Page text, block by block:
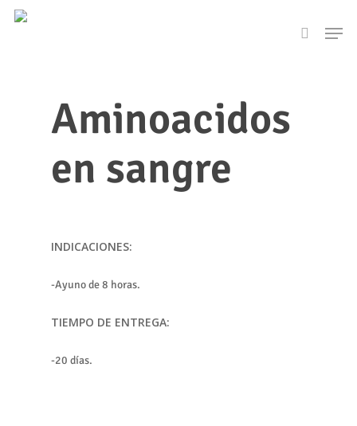
Skip
search
Aminoacidos
en sangre
INDICACIONES:
-Ayuno de 8 horas.
TIEMPO DE ENTREGA:
-20 días.